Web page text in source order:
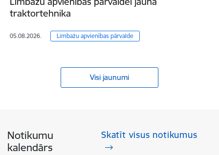
traktortehnika
05.08.2026. Limbažu apvienības pārvalde
Visi jaunumi
Notikumu
kalendārs
Skatīt visus notikumus